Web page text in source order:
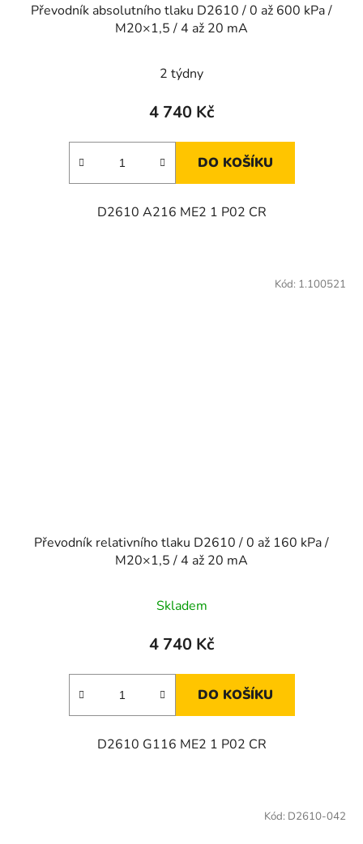
Převodník absolutního tlaku D2610 / 0 až 600 kPa /
M20×1,5 / 4 až 20 mA
2 týdny
4 740 Kč
DO KOŠÍKU
D2610 A216 ME2 1 P02 CR
Převodník relativního tlaku D2610 / 0 až 160 kPa /
M20×1,5 / 4 až 20 mA
Skladem
4 740 Kč
DO KOŠÍKU
D2610 G116 ME2 1 P02 CR
Kód: 1.100521
Kód: D2610-042